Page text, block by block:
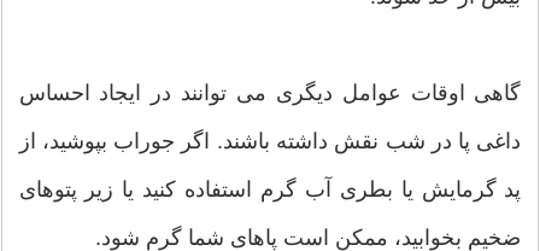
گاهی اوقات عوامل دیگری می توانند در ایجاد احساس
داغی پا در شب نقش داشته باشند. اگر جوراب بپوشید، از
پد گرمایش یا بطری آب گرم استفاده کنید یا زیر پتوهای
ضخیم بخوابید، ممکن است پاهای شما گرم شود.